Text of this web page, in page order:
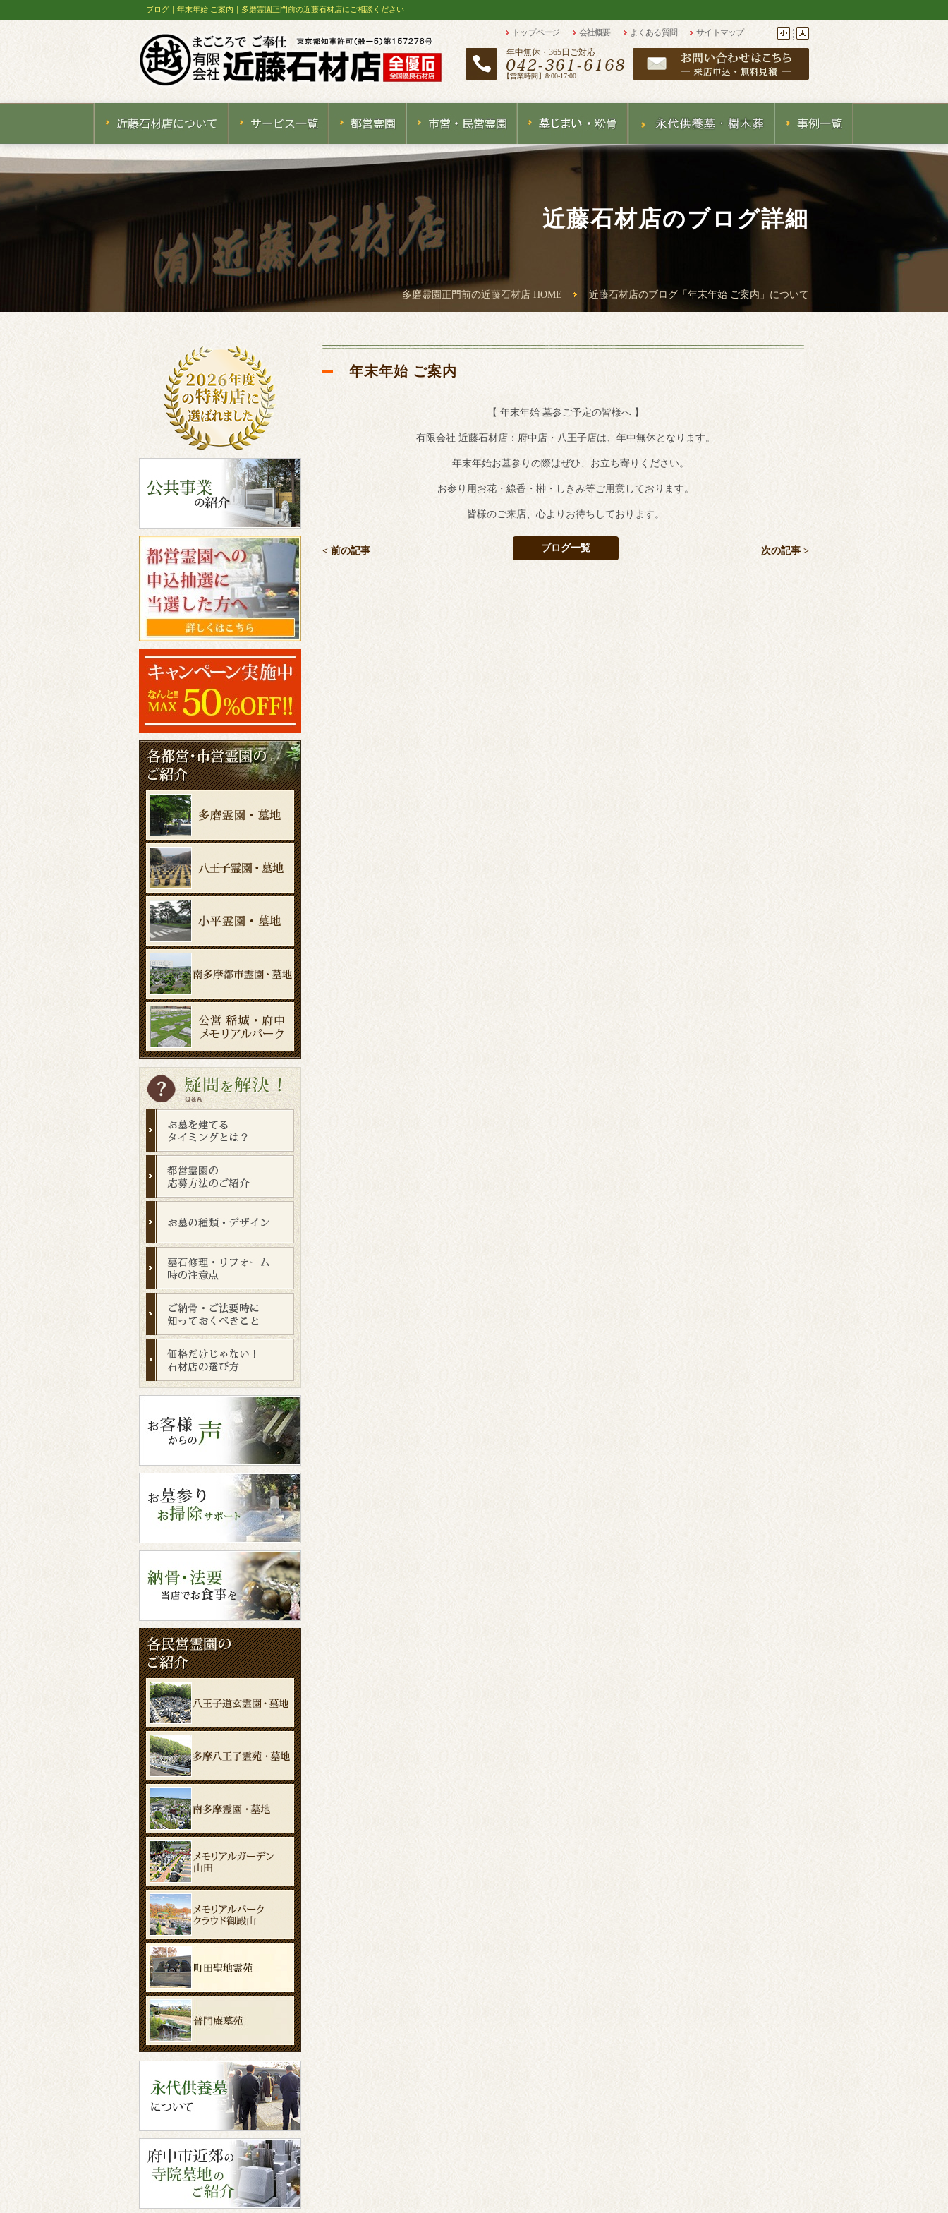
ブログ｜年末年始 ご案内｜多磨霊園正門前の近藤石材店にご相談ください
トップページ 会社概要 よくある質問
サイトマップ
年中無休・365日ご対応
【営業時間】8:00-17:00
近藤石材店のブログ詳細
多磨霊園正門前の近藤石材店 HOME 近藤石材店のブログ「年末年始 ご案内」について
年末年始 ご案内
【 年末年始 墓参ご予定の皆様へ 】
有限会社 近藤石材店：府中店・八王子店は、年中無休となります。
年末年始お墓参りの際はぜひ、お立ち寄りください。
お参り用お花・線香・榊・しきみ等ご用意しております。
皆様のご来店、心よりお待ちしております。
< 前の記事 ブログ一覧 次の記事 >